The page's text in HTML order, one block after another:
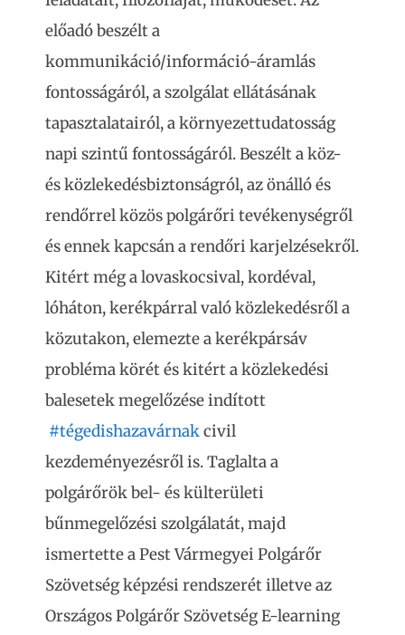
előadó beszélt a
kommunikáció/információ-áramlás
fontosságáról, a szolgálat ellátásának
tapasztalatairól, a környezettudatosság
napi szintű fontosságáról. Beszélt a köz-
és közlekedésbiztonságról, az önálló és
rendőrrel közös polgárőri tevékenységről
és ennek kapcsán a rendőri karjelzésekről.
Kitért még a lovaskocsival, kordéval,
lóháton, kerékpárral való közlekedésről a
közutakon, elemezte a kerékpársáv
probléma körét és kitért a közlekedési
balesetek megelőzése indított
#tégedishazavárnakcivil
kezdeményezésről is. Taglalta a
polgárőrök bel- és külterületi
bűnmegelőzési szolgálatát, majd
ismertette a Pest Vármegyei Polgárőr
Szövetség képzési rendszerét illetve az
Országos Polgárőr Szövetség E-learning